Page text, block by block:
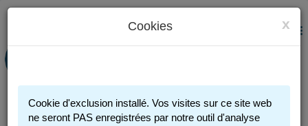
PORTAIL FAMILLE
Connexion
MENU
x
Cookies
Cookie d'exclusion installé. Vos visites sur ce site web
ne seront PAS enregistrées par notre outil d'analyse